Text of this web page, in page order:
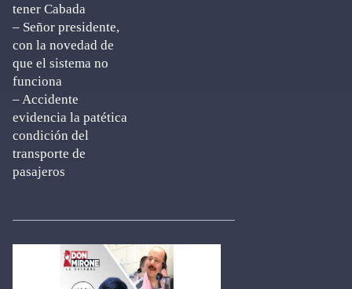
tener Cabada
– Señor presidente,
con la novedad de
que el sistema no
funciona
– Accidente
evidencia la patética
condición del
transporte de
pasajeros